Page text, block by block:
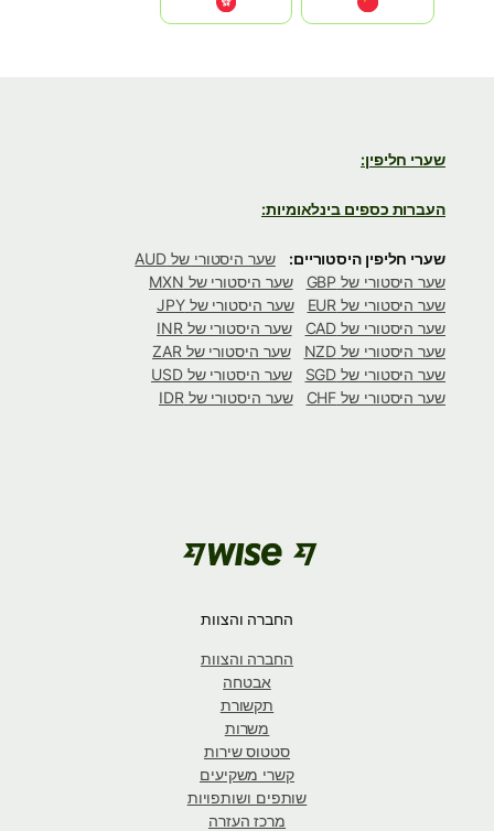
שערי חליפין:
העברות כספים בינלאומיות:
שערי חליפין היסטוריים:
שער היסטורי של AUD
שער היסטורי של GBP
שער היסטורי של MXN
שער היסטורי של EUR
שער היסטורי של JPY
שער היסטורי של CAD
שער היסטורי של INR
שער היסטורי של NZD
שער היסטורי של ZAR
שער היסטורי של SGD
שער היסטורי של USD
שער היסטורי של CHF
שער היסטורי של IDR
החברה והצוות
החברה והצוות
אבטחה
תקשורת
משרות
סטטוס שירות
קשרי משקיעים
שותפים ושותפויות
מרכז העזרה